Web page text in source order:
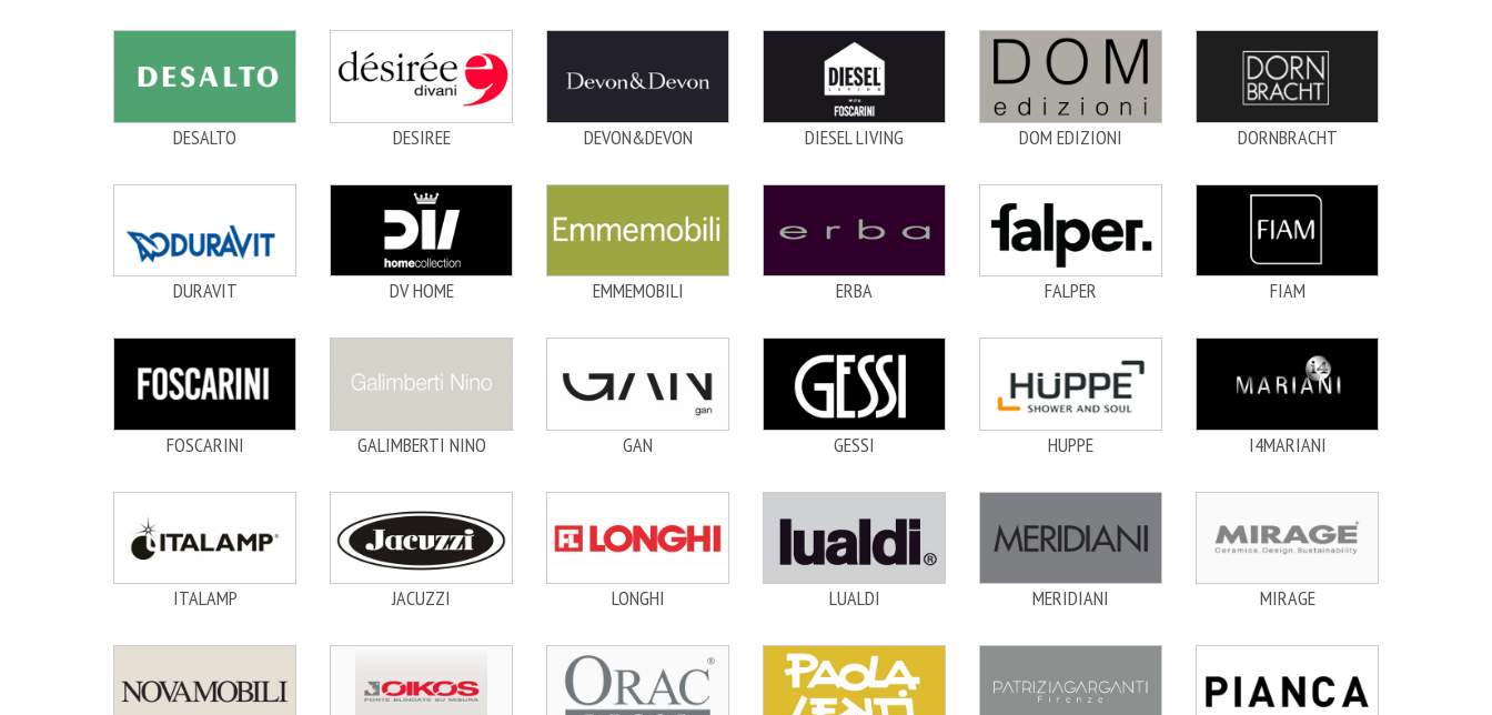
DESALTO DESIREE DEVON&DEVON DIESEL LIVING DOM EDIZIONI DORNBRACHT
DURAVIT DV HOME EMMEMOBILI ERBA FALPER FIAM
FOSCARINI GALIMBERTI NINO GAN GESSI HUPPE I4MARIANI
ITALAMP JACUZZI LONGHI LUALDI MERIDIANI MIRAGE